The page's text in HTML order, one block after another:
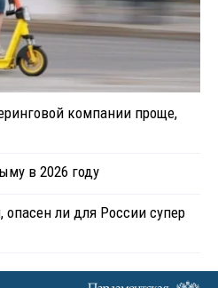
компании проще,
в 2026 году
ли для России супер